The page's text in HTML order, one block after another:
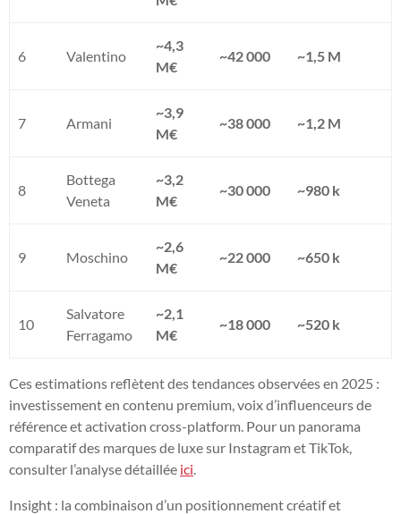
6 Valentino
~4,3
M€
~42 000 ~1,5 M
7 Armani
~3,9
M€
~38 000 ~1,2 M
8
Bottega
Veneta
~3,2
M€
~30 000 ~980 k
9 Moschino
~2,6
M€
~22 000 ~650 k
10
Salvatore
Ferragamo
~2,1
M€
~18 000 ~520 k
Ces estimations reflètent des tendances observées en 2025 :
investissement en contenu premium, voix d’influenceurs de
référence et activation cross-platform. Pour un panorama
comparatif des marques de luxe sur Instagram et TikTok,
consulter l’analyse détaillée ici
Insight : la combinaison d’un positionnement créatif et